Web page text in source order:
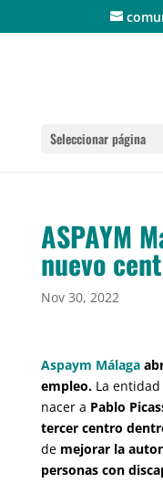
Seleccionar página
ASPAYM
nuevo
Nov 30, 2022
Aspaym Málaga
empleo. La
nacer a Pablo
tercer centro
de mejorar la
personas con